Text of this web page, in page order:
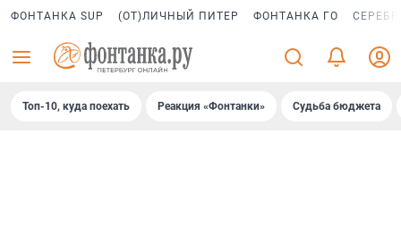
ФОНТАНКА SUP (ОТ)ЛИЧНЫЙ ПИТЕР ФОНТАНКА ГО
Топ-10, куда поехать Реакция «Фонтанки» Судьба бюджета